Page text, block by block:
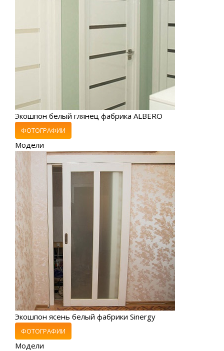
Экошпон белый глянец фабрика ALBERO
ФОТОГРАФИИ
Модели
Экошпон ясень белый фабрики Sinergy
ФОТОГРАФИИ
Модели